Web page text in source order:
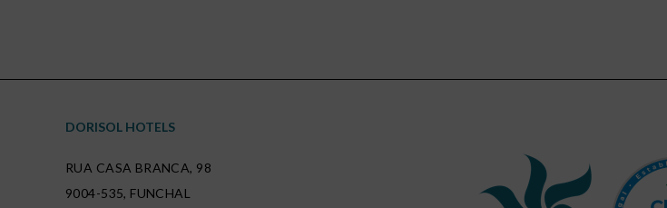
DORISOL HOTELS
RUA CASA BRANCA, 98
9004-535, FUNCHAL